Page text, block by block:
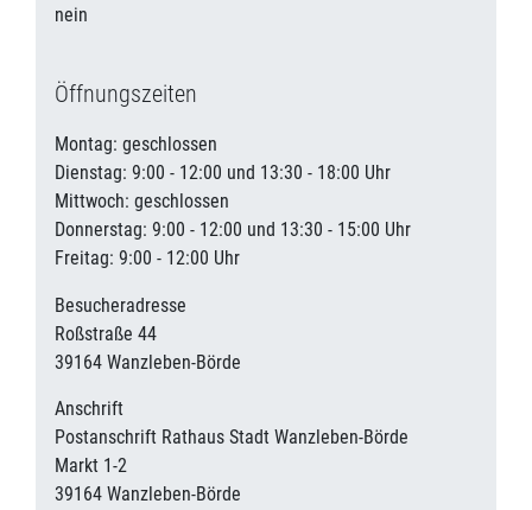
nein
Öffnungszeiten
Montag: geschlossen
Dienstag: 9:00 - 12:00 und 13:30 - 18:00 Uhr
Mittwoch: geschlossen
Donnerstag: 9:00 - 12:00 und 13:30 - 15:00 Uhr
Freitag: 9:00 - 12:00 Uhr
Besucheradresse
Roßstraße 44
39164 Wanzleben-Börde
Anschrift
Postanschrift Rathaus Stadt Wanzleben-Börde
Markt 1-2
39164 Wanzleben-Börde